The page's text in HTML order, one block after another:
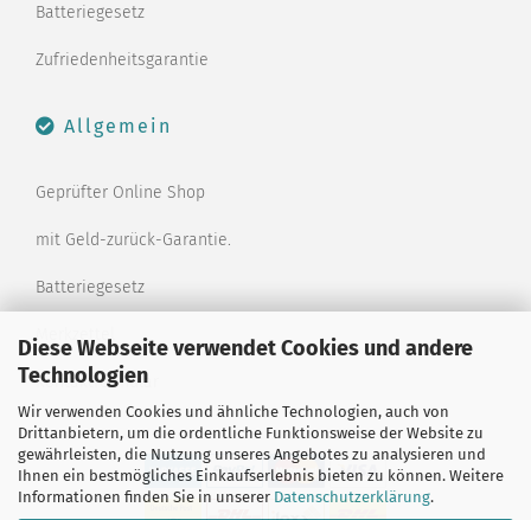
Diese Webseite verwendet Cookies und andere
Technologien
Wir verwenden Cookies und ähnliche Technologien, auch von
Drittanbietern, um die ordentliche Funktionsweise der Website zu
gewährleisten, die Nutzung unseres Angebotes zu analysieren und
Ihnen ein bestmögliches Einkaufserlebnis bieten zu können. Weitere
Informationen finden Sie in unserer Datenschutzerklärung.
Batteriegesetz
Zufriedenheitsgarantie
Allgemein
Geprüfter Online Shop
mit Geld-zurück-Garantie.
Batteriegesetz
Merkzettel
Kontaktformular